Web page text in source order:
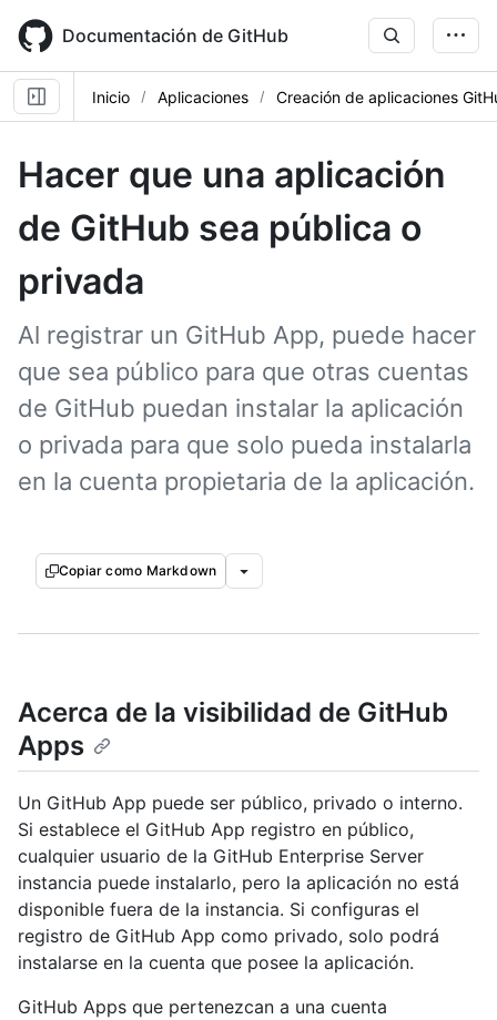
main
content
Documentación de GitHub
Inicio Aplicaciones Creación de aplicaciones
Hacer que una aplicación
de GitHub sea pública o
privada
Al registrar un GitHub App, puede hacer
que sea público para que otras cuentas
de GitHub puedan instalar la aplicación
o privada para que solo pueda instalarla
en la cuenta propietaria de la aplicación.
Copiar como Markdown
Acerca de la visibilidad de GitHub
Apps
Un GitHub App puede ser público, privado o interno.
Si establece el GitHub App registro en público,
cualquier usuario de la GitHub Enterprise Server
instancia puede instalarlo, pero la aplicación no está
disponible fuera de la instancia. Si configuras el
registro de GitHub App como privado, solo podrá
instalarse en la cuenta que posee la aplicación.
GitHub Apps que pertenezcan a una cuenta